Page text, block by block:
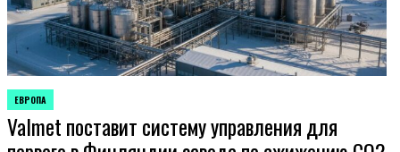
ОПУБЛИКОВАНО
В
ЕВРОПА
Valmet поставит систему управления для